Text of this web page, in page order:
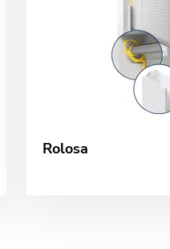
Rolosa